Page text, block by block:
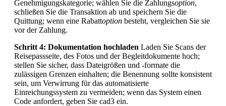
Genehmigungskategorie; wählen Sie die Zahlungsoption,
schließen Sie die Transaktion ab und speichern Sie die
Quittung; wenn eine Rabattoption besteht, vergleichen Sie sie
vor der Zahlung.
Schritt 4: Dokumentation hochladen Laden Sie Scans der
Reisepassseite, des Fotos und der Begleitdokumente hoch;
stellen Sie sicher, dass Dateigrößen und -formate die
zulässigen Grenzen einhalten; die Benennung sollte konsistent
sein, um Verwirrung für das automatisierte
Einreichungssystem zu vermeiden; wenn das System einen
Code anfordert, geben Sie cad3 ein.